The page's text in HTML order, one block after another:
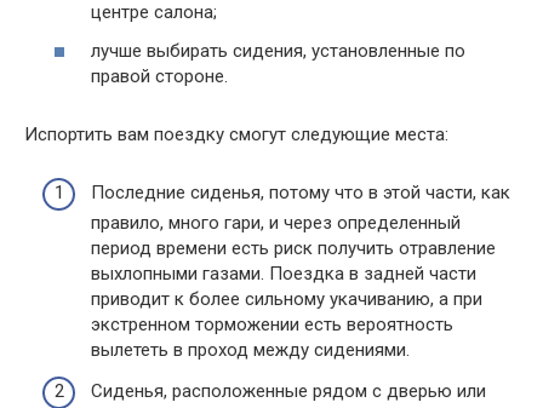
центре салона;
лучше выбирать сидения, установленные по
правой стороне.
Испортить вам поездку смогут следующие места:
Последние сиденья, потому что в этой части, как
правило, много гари, и через определенный
период времени есть риск получить отравление
выхлопными газами. Поездка в задней части
приводит к более сильному укачиванию, а при
экстренном торможении есть вероятность
вылететь в проход между сидениями.
Сиденья, расположенные рядом с дверью или